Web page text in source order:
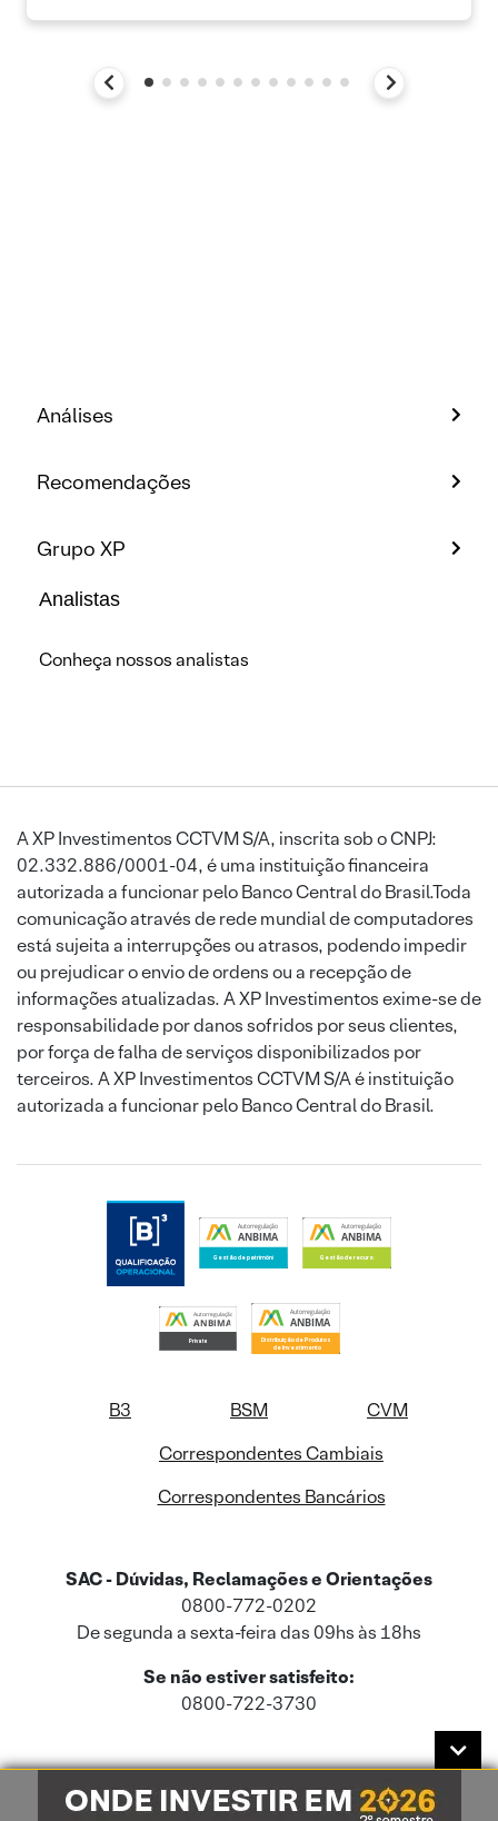
Análises
Recomendações
Grupo XP
Analistas
Conheça nossos analistas
A XP Investimentos CCTVM S/A, inscrita sob o CNPJ:
02.332.886/0001-04, é uma instituição financeira
autorizada a funcionar pelo Banco Central do Brasil.Toda
comunicação através de rede mundial de computadores
está sujeita a interrupções ou atrasos, podendo impedir
ou prejudicar o envio de ordens ou a recepção de
informações atualizadas. A XP Investimentos exime-se de
responsabilidade por danos sofridos por seus clientes,
por força de falha de serviços disponibilizados por
terceiros. A XP Investimentos CCTVM S/A é instituição
autorizada a funcionar pelo Banco Central do Brasil.
B3 BSM
CVM
Correspondentes Cambiais
Correspondentes Bancários
SAC - Dúvidas, Reclamações e Orientações
0800-772-0202
De segunda a sexta-feira das 09hs às 18hs
Se não estiver satisfeito:
0800-722-3730
Este site usa cookies e dados pessoais de acordo com a nossaPolítica de
Cookies
e a nossaPolítica de Privacidade.